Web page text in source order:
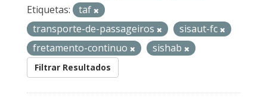
Etiquetas:
taf
transporte-de-passageiros
sisaut-fc
fretamento-continuo
sishab
Filtrar Resultados